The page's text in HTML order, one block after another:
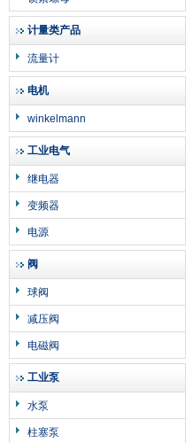
计量类产品
流量计
电机
winkelmann
工业电气
继电器
变频器
电源
阀
球阀
减压阀
电磁阀
工业泵
水泵
柱塞泵